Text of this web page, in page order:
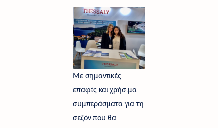
Με σημαντικές
επαφές και χρήσιμα
συμπεράσματα για τη
σεζόν που θα